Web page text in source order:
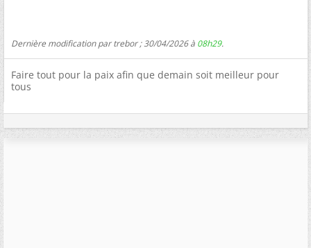
Dernière modification par trebor ; 30/04/2026 à 08h29.
Faire tout pour la paix afin que demain soit meilleur pour
tous